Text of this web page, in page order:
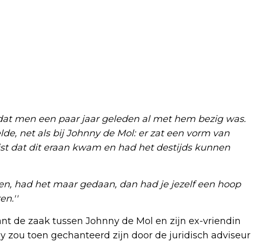
men een paar jaar geleden al met hem bezig was.
net als bij Johnny de Mol: er zat een vorm van
dat dit eraan kwam en had het destijds kunnen
had het maar gedaan, dan had je jezelf een hoop
de zaak tussen Johnny de Mol en zijn ex-vriendin
zou toen gechanteerd zijn door de juridisch adviseur